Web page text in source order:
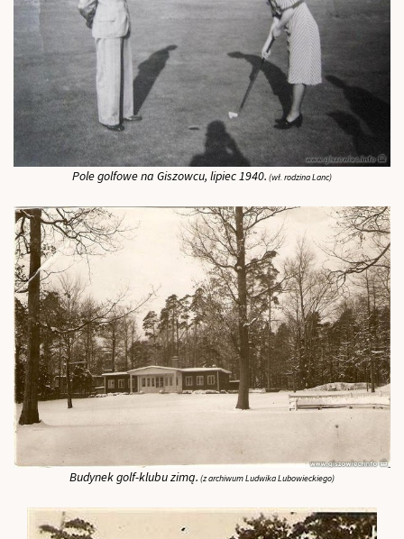
Pole golfowe na Giszowcu, lipiec 1940. (wł. rodzina Lanc)
Budynek golf-klubu zimą. (z archiwum Ludwika Lubowieckiego)